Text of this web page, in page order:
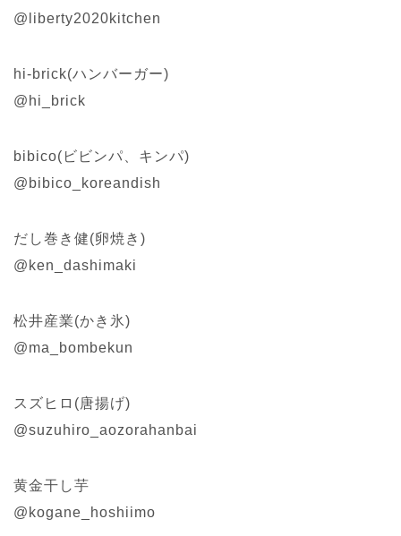
@liberty2020kitchen
hi-brick(ハンバーガー)
@hi_brick
bibico(ビビンパ、キンパ)
@bibico_koreandish
だし巻き健(卵焼き)
@ken_dashimaki
松井産業(かき氷)
@ma_bombekun
スズヒロ(唐揚げ)
@suzuhiro_aozorahanbai
黄金干し芋
@kogane_hoshiimo